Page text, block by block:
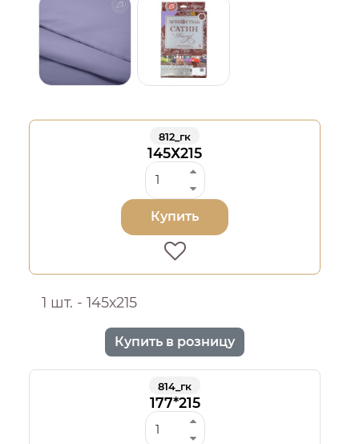
812_гк
145Х215
Купить
1 шт. - 145х215
Купить в розницу
814_гк
177*215